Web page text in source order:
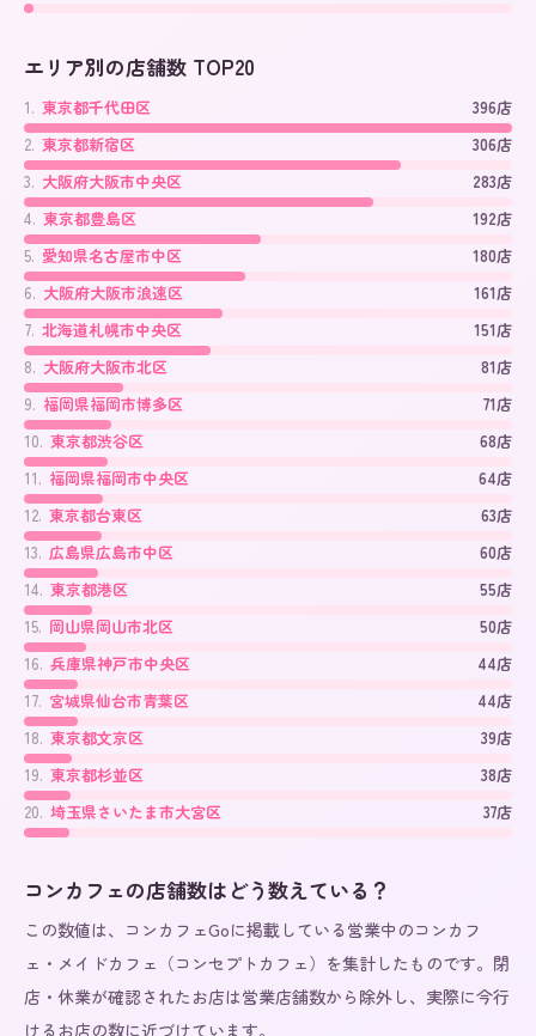
エリア別の店舗数 TOP20
1. 東京都千代田区
396店
2. 東京都新宿区
306店
3. 大阪府大阪市中央区
283店
4. 東京都豊島区
192店
5. 愛知県名古屋市中区
180店
6. 大阪府大阪市浪速区
161店
7. 北海道札幌市中央区
151店
8. 大阪府大阪市北区
81店
9. 福岡県福岡市博多区
71店
10. 東京都渋谷区
68店
11. 福岡県福岡市中央区
64店
12. 東京都台東区
63店
13. 広島県広島市中区
60店
14. 東京都港区
55店
15. 岡山県岡山市北区
50店
16. 兵庫県神戸市中央区
44店
17. 宮城県仙台市青葉区
44店
18. 東京都文京区
39店
19. 東京都杉並区
38店
20. 埼玉県さいたま市大宮区 37店
コンカフェの店舗数はどう数えている？
この数値は、コンカフェGoに掲載している営業中のコンカフ
ェ・メイドカフェ（コンセプトカフェ）を集計したものです。閉
店・休業が確認されたお店は営業店舗数から除外し、実際に今行
けるお店の数に近づけています。